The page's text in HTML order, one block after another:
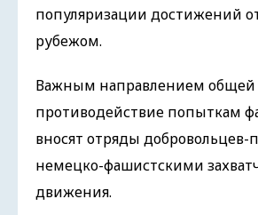
популяризации достижений
рубежом.
Важным направлением общей
противодействие попыткам
вносят отряды добровольцев-
немецко-фашистскими
движения.